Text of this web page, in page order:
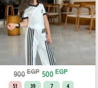
900 EGP 500 EGP
4
7
39
50